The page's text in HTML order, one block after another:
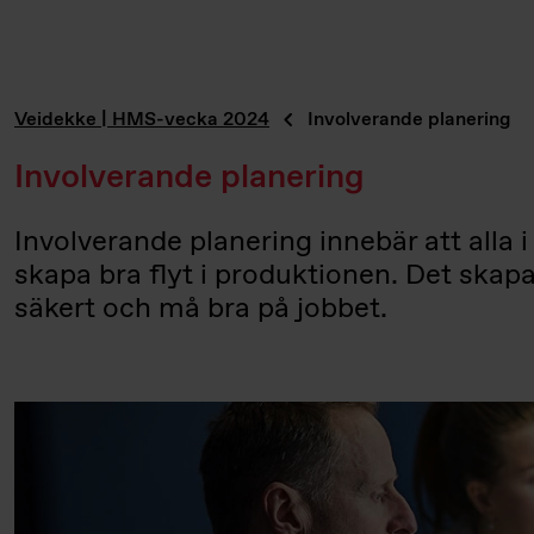
Veidekke | HMS-vecka 2024 Involverande planering
Involverande planering
Involverande planering innebär att
skapa bra flyt i produktionen. Det
säkert och må bra på jobbet.